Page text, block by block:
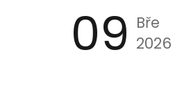
09 Bře
2026